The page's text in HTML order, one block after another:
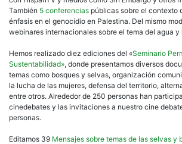
También 5 conferencias públicas sobre el contexto
énfasis en el genocidio en Palestina. Del mismo
webinares internacionales sobre el tema del agua y
Hemos realizado diez ediciones del «Seminario
Sustentabilidad», donde presentamos diversos
temas como bosques y selvas, organización
la lucha de las mujeres, defensa del territorio,
entre otros. Alrededor de 250 personas han
cinedebates y las invitaciones a nuestro cine
personas.
Editamos 39 Mensajes sobre temas de las selvas y